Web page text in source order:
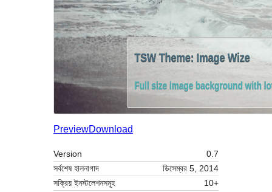
PreviewDownload
Version
0.7
সর্বশেষ হালনাগাদ
ডিসেম্বর 5, 2014
সক্রিয় ইনস্টলেশনসমূহ
10+